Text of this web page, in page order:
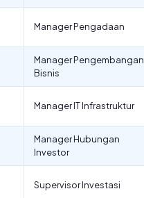
Manager Pengadaan
Manager Pengembangan
Bisnis
Manager IT Infrastruktur
Manager Hubungan
Investor
Supervisor Investasi